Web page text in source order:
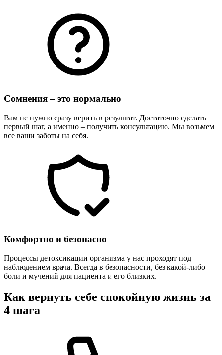
Сомнения – это нормально
Вам не нужно сразу верить в результат. Достаточно сделать
первый шаг, а именно – получить консультацию. Мы возьмем
все ваши заботы на себя.
Комфортно и безопасно
Процессы детоксикации организма у нас проходят под
наблюдением врача. Всегда в безопасности, без какой-либо
боли и мучений для пациента и его близких.
Как вернуть себе спокойную жизнь за
4 шага